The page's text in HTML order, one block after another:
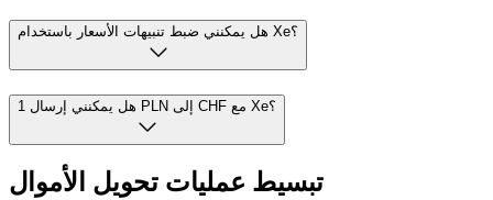
هل يمكنني ضبط تنبيهات الأسعار باستخدام Xe؟
هل يمكنني إرسال 1 PLN إلى CHF مع Xe؟
تبسيط عمليات تحويل الأموال